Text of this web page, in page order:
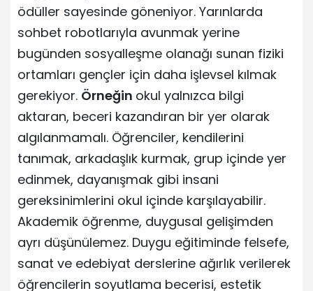
ödüller sayesinde göneniyor. Yarınlarda
sohbet robotlarıyla avunmak yerine
bugünden sosyalleşme olanağı sunan fiziki
ortamları gençler için daha işlevsel kılmak
gerekiyor. Örneğin okul yalnızca bilgi
aktaran, beceri kazandıran bir yer olarak
algılanmamalı. Öğrenciler, kendilerini
tanımak, arkadaşlık kurmak, grup içinde yer
edinmek, dayanışmak gibi insani
gereksinimlerini okul içinde karşılayabilir.
Akademik öğrenme, duygusal gelişimden
ayrı düşünülemez. Duygu eğitiminde felsefe,
sanat ve edebiyat derslerine ağırlık verilerek
öğrencilerin soyutlama becerisi, estetik